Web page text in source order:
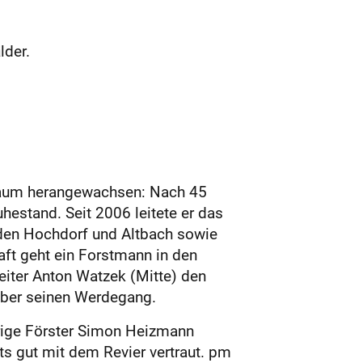
herangewachsen: Nach 45
Seit 2006 leitete er das
Hochdorf und Altbach sowie
geht ein Forstmann in den
Anton Watzek (Mitte) den
seinen Werdegang.
Förster Simon Heizmann
gut mit dem Revier vertraut. pm